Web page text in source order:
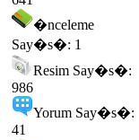
�nceleme
Say�s�: 1
Resim Say�s�:
986
Yorum Say�s�:
41